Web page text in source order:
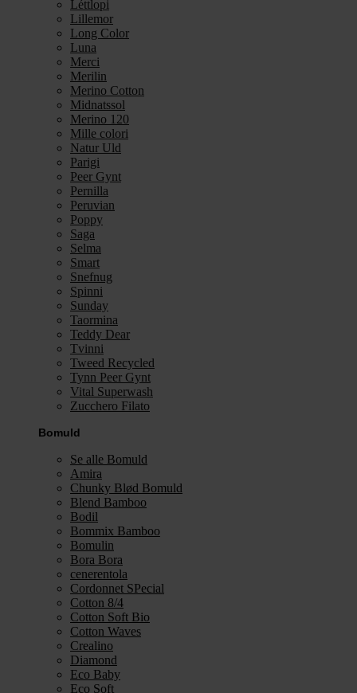
Léttlopi
Lillemor
Long Color
Luna
Merci
Merilin
Merino Cotton
Midnatssol
Merino 120
Mille colori
Natur Uld
Parigi
Peer Gynt
Pernilla
Peruvian
Poppy
Saga
Selma
Smart
Snefnug
Spinni
Sunday
Taormina
Teddy Dear
Tvinni
Tweed Recycled
Tynn Peer Gynt
Vital Superwash
Zucchero Filato
Bomuld
Se alle Bomuld
Amira
Chunky Blød Bomuld
Blend Bamboo
Bodil
Bommix Bamboo
Bomulin
Bora Bora
cenerentola
Cordonnet SPecial
Cotton 8/4
Cotton Soft Bio
Cotton Waves
Crealino
Diamond
Eco Baby
Eco Soft